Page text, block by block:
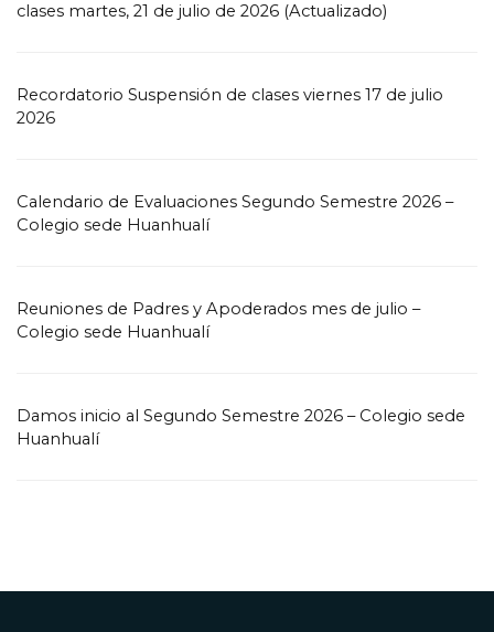
clases martes, 21 de julio de 2026 (Actualizado)
Recordatorio Suspensión de clases viernes 17 de julio
2026
Calendario de Evaluaciones Segundo Semestre 2026 –
Colegio sede Huanhualí
Reuniones de Padres y Apoderados mes de julio –
Colegio sede Huanhualí
Damos inicio al Segundo Semestre 2026 – Colegio sede
Huanhualí